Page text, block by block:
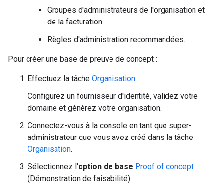
Groupes d'administrateurs de l'organisation et
de la facturation.
Règles d'administration recommandées.
Pour créer une base de preuve de concept :
Effectuez la tâche Organisation.
Configurez un fournisseur d'identité, validez votre
domaine et générez votre organisation.
Connectez-vous à la console en tant que super-
administrateur que vous avez créé dans la tâche
Organisation.
Sélectionnez l'option de base Proof of concept
(Démonstration de faisabilité).